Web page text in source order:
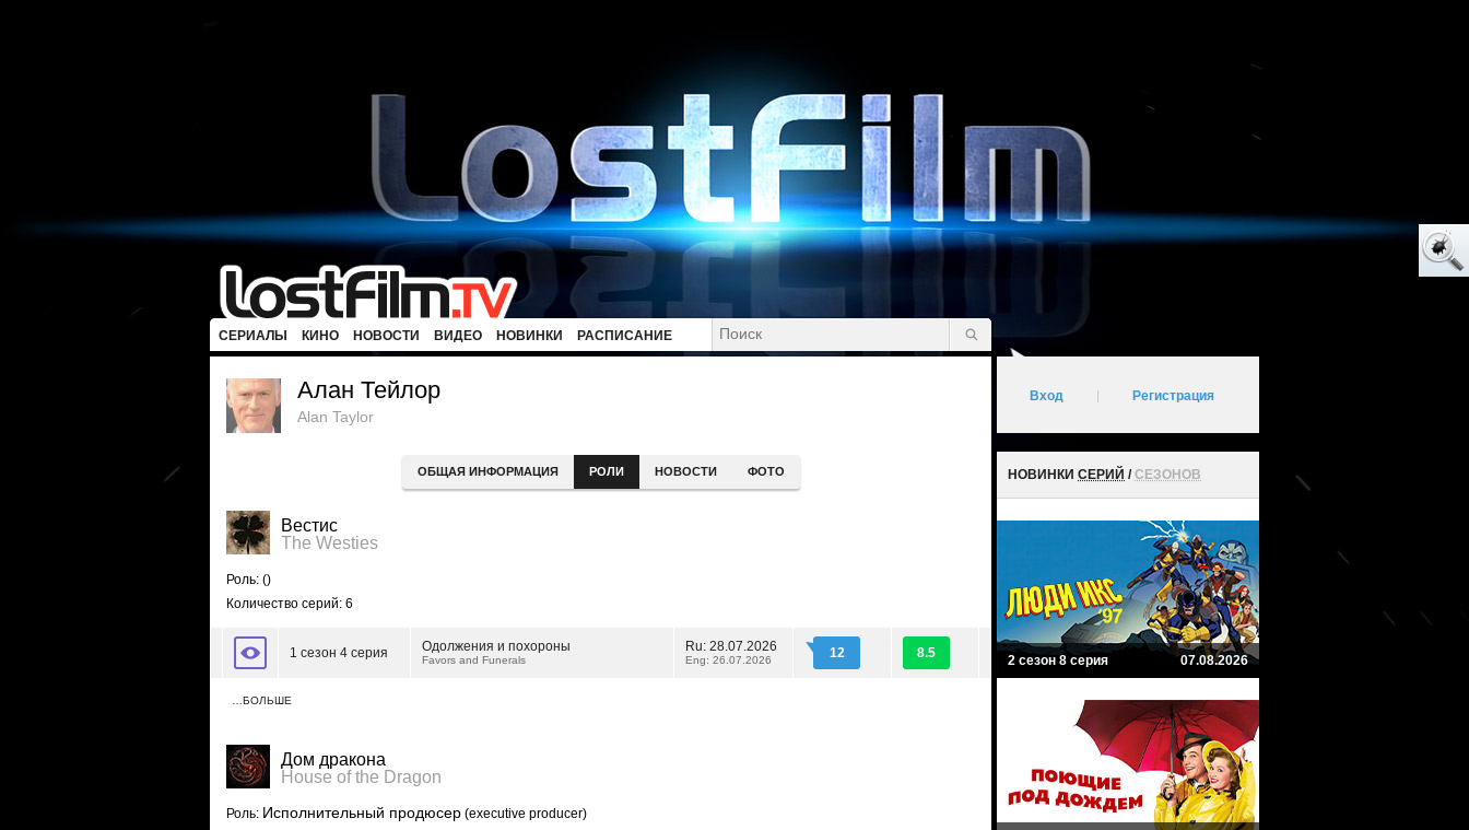
СЕРИАЛЫ КИНО НОВОСТИ ВИДЕО НОВИНКИ РАСПИСАНИЕ
Алан Тейлор
Alan Taylor
ОБЩАЯ ИНФОРМАЦИЯ РОЛИ НОВОСТИ ФОТО
Вестис
The Westies
Роль: ()
Количество серий: 6
1 сезон 4 серия Одолжения и похороны
Favors and Funerals
Ru: 28.07.2026
Eng: 26.07.2026 12 8.5
…БОЛЬШЕ
Дом дракона
House of the Dragon
Роль: Исполнительный продюсер (executive producer)
Вход Регистрация
НОВИНКИ СЕРИЙ /СЕЗОНОВ
2 сезон 8 серия 07.08.2026